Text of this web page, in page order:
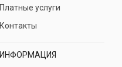
Платные услуги
Контакты
ИНФОРМАЦИЯ